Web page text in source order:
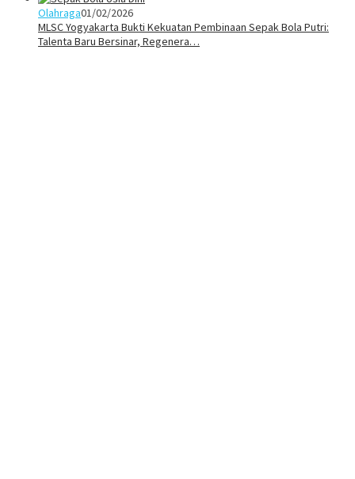
Olahraga01/02/2026
MLSC Yogyakarta Bukti Kekuatan Pembinaan Sepak Bola Putri:
Talenta Baru Bersinar, Regenera…